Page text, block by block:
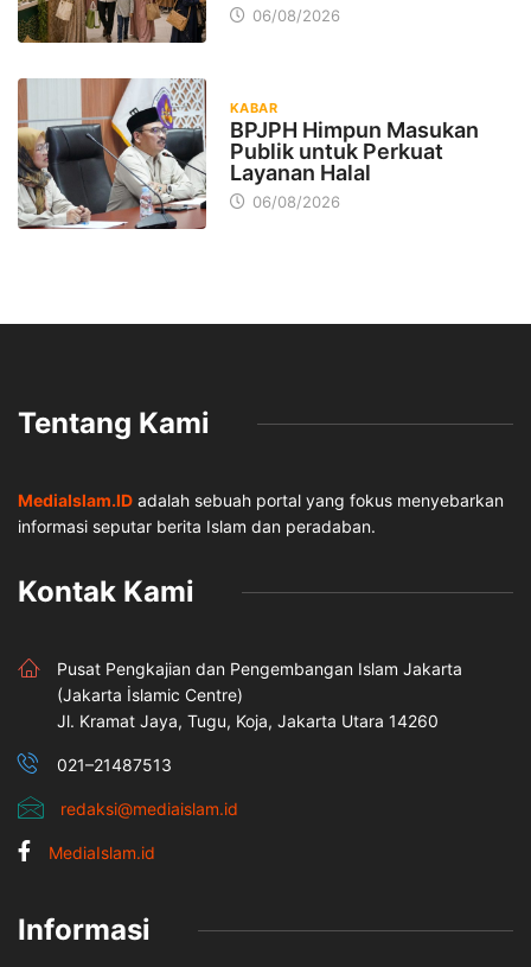
06/08/2026
KABAR
BPJPH Himpun Masukan
Publik untuk Perkuat
Layanan Halal
06/08/2026
Tentang Kami
MediaIslam.ID adalah sebuah portal yang fokus menyebarkan
informasi seputar berita Islam dan peradaban.
Kontak Kami
Pusat Pengkajian dan Pengembangan Islam Jakarta
(Jakarta İslamic Centre)
Jl. Kramat Jaya, Tugu, Koja, Jakarta Utara 14260
021–21487513
redaksi@mediaislam.id
MediaIslam.id
Informasi